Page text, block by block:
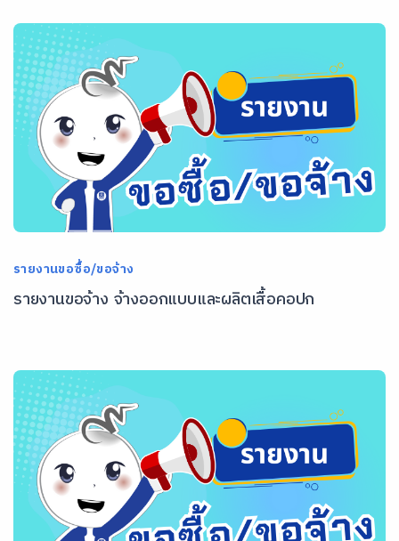
รายงานขอซื้อ/ขอจ้าง
รายงานขอจ้าง จ้างออกแบบและผลิตเสื้อคอปก